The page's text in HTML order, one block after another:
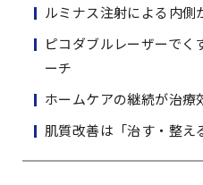
ルミナス注射による内側
ピコダブルレーザーでく
ーチ
ホームケアの継続が治療
肌質改善は「治す・整え